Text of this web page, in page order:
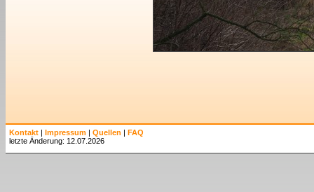
Kontakt | Impressum | Quellen | FAQ
letzte Änderung: 12.07.2026